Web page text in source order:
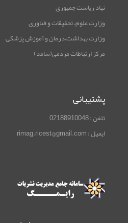
نهاد ریاست جمهوری
وزارت علوم، تحقیقات و فناوری
وزارت بهداشت،درمان و آموزش پزشکی
مرکز ارتباطات مردمی(سامد)
پشتیبانی
تلفن : 02188910048
ایمیل : rimag.ricest@gmail.com